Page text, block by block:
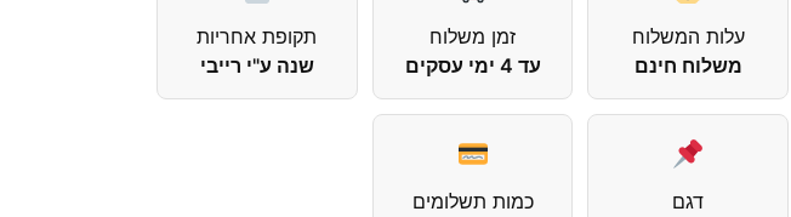
עלות המשלוח
משלוח חינם
זמן משלוח
עד 4 ימי עסקים
תקופת אחריות
שנה ע"י רייבי
דגם
כמות תשלומים